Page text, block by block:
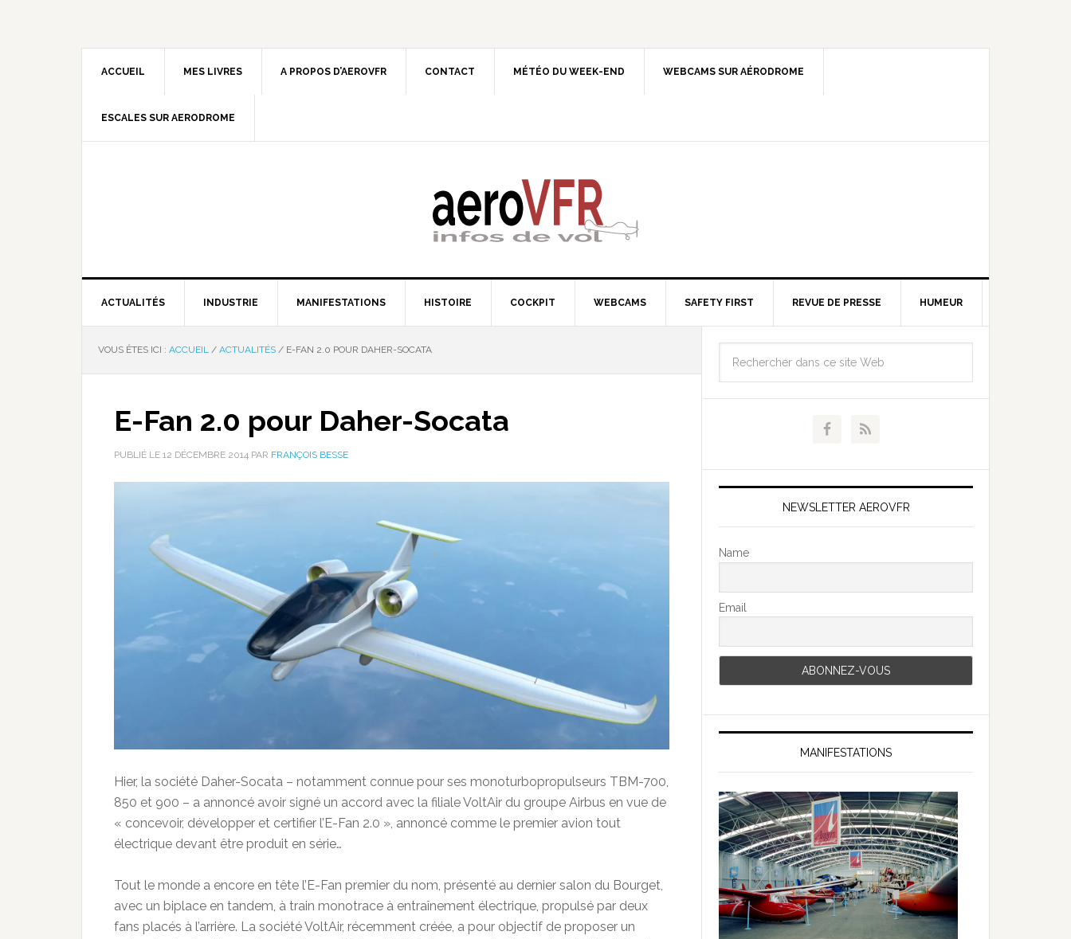
ACCUEIL MES LIVRES A PROPOS D’AEROVFR CONTACT MÉTÉO DU WEEK-END WEBCAMS SUR AÉRODROME
ESCALES SUR AERODROME
ACTUALITÉS INDUSTRIE MANIFESTATIONS HISTOIRE COCKPIT WEBCAMS SAFETY FIRST REVUE DE PRESSE HUMEUR
VOUS ÊTES ICI : ACCUEIL / ACTUALITÉS / E-FAN 2.0 POUR DAHER-SOCATA
E-Fan 2.0 pour Daher-Socata
PUBLIÉ LE 12 DÉCEMBRE 2014 PAR FRANÇOIS BESSE
Hier, la société Daher-Socata – notamment connue pour ses monoturbopropulseurs TBM-700,
850 et 900 – a annoncé avoir signé un accord avec la filiale VoltAir du groupe Airbus en vue de
« concevoir, développer et certifier l’E-Fan 2.0 », annoncé comme le premier avion tout
électrique devant être produit en série…
Tout le monde a encore en tête l’E-Fan premier du nom, présenté au dernier salon du Bourget,
avec un biplace en tandem, à train monotrace à entraînement électrique, propulsé par deux
fans placés à l’arrière. La société VoltAir, récemment créée, a pour objectif de proposer un
NEWSLETTER AEROVFR
Name
Email
MANIFESTATIONS